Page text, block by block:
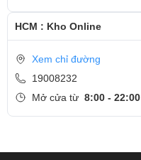
HCM : Kho Online
Xem chỉ đường
19008232
Mở cửa từ 8:00 - 22:00